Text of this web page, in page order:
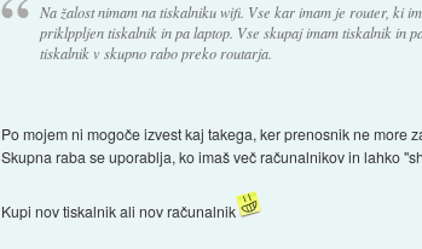
Na žalost nimam na tiskalniku wifi. Vse kar imam je router, ki
priklppljen tiskalnik in pa laptop. Vse skupaj imam tiskalnik in
tiskalnik v skupno rabo preko routarja.
Po mojem ni mogoče izvest kaj takega, ker prenosnik ne
Skupna raba se uporablja, ko imaš več računalnikov in lahko
Kupi nov tiskalnik ali nov računalnik